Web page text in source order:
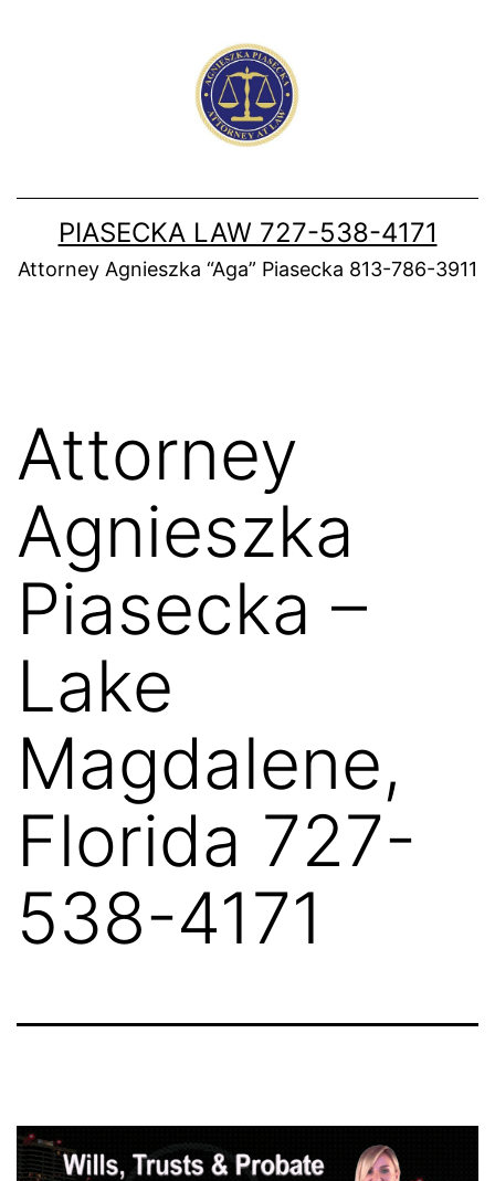
PIASECKA LAW 727-538-4171
Attorney Agnieszka “Aga” Piasecka 813-786-3911
Attorney
Agnieszka
Piasecka –
Lake
Magdalene,
Florida 727-
538-4171